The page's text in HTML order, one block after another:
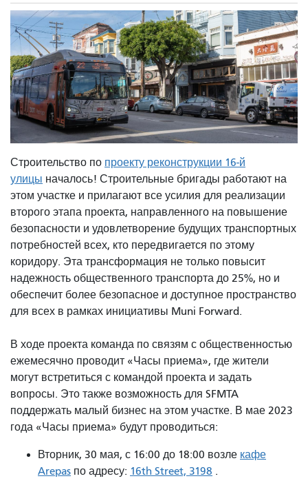
Строительство по проекту реконструкции 16-й
улицы началось! Строительные бригады работают на
этом участке и прилагают все усилия для реализации
второго этапа проекта, направленного на повышение
безопасности и удовлетворение будущих транспортных
потребностей всех, кто передвигается по этому
коридору. Эта трансформация не только повысит
надежность общественного транспорта до 25%, но и
обеспечит более безопасное и доступное пространство
для всех в рамках инициативы Muni Forward.
В ходе проекта команда по связям с общественностью
ежемесячно проводит «Часы приема», где жители
могут встретиться с командой проекта и задать
вопросы. Это также возможность для SFMTA
поддержать малый бизнес на этом участке. В мае 2023
года «Часы приема» будут проводиться:
Вторник, 30 мая, с 16:00 до 18:00 возле кафе
Arepas по адресу: 16th Street, 3198 .